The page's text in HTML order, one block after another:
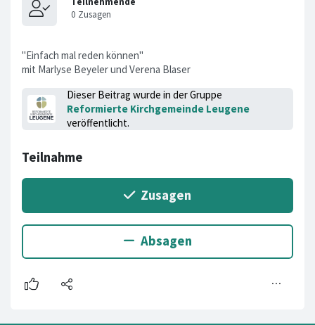
"Einfach mal reden können"
mit Marlyse Beyeler und Verena Blaser
Dieser Beitrag wurde in der Gruppe
Reformierte Kirchgemeinde Leugene
veröffentlicht.